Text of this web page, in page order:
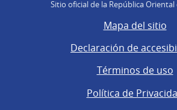
Sitio oficial de la República
Mapa del sitio
Declaración de
Términos de uso
Política de